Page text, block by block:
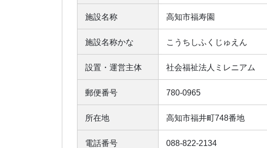
施設名称 高知市福寿園
施設名称かな こうちしふくじゅえん
設置・運営主体 社会福祉法人ミレニアム
郵便番号 780-0965
所在地 高知市福井町748番地
電話番号 088-822-2134